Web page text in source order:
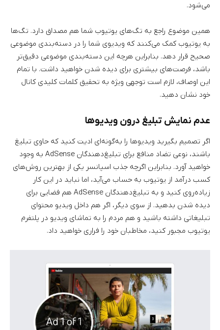
می‌شود.
همین موضوع راجع به تگ‌های یوتیوب شما هم مصداق دارد. تگ‌ها
به یوتیوب کمک می‌کنند که ویدیوی شما را در دسته‌بندی موضوعی
صحیح قرار دهد. بنابراین هرچه این دسته‌بندی موضوعی دقیق‌تر
باشد، فرصت‌های بیشتری برای دیده شدن خواهید داشت. با تمام
این اوصاف، لازم است توجهی ویژه به تحقیق کلمات کلیدی کانال
خود نشان دهید.
عدم نمایش تبلیغ درون ویدیوها
اگر تصمیم بگیرید ویدیوها را به‌گونه‌ای ادیت کنید که حاوی تبلیغ
باشند، نوعی تضاد منافع برای تبلیغ‌دهندگان AdSense به وجود
خواهید آورد. بنابراین اگرچه جذب اسپانسر یکی از بهترین روش‌های
کسب درآمد از یوتیوب به حساب می‌آید، اما نباید در این کار
زیاده‌روی کنید و به تبلیغ‌دهندگان AdSense هم فضایی برای
دیده شدن بدهید. از سوی دیگر، اگر هم داخل ویدیو محتوای
تبلیغاتی داشته باشید و هم مردم را به تماشای ویدیو در پلتفرم
یوتیوب مجبور کنید، مخاطبان خود را فراری خواهید داد.